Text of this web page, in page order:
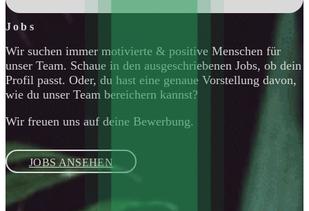
Jobs
Wir suchen immer motivierte & positive Menschen für
unser Team. Schaue in den ausgeschriebenen Jobs, ob dein
Profil passt. Oder, du hast eine genaue Vorstellung davon,
wie du unser Team bereichern kannst?
Wir freuen uns auf deine Bewerbung.
JOBS ANSEHEN